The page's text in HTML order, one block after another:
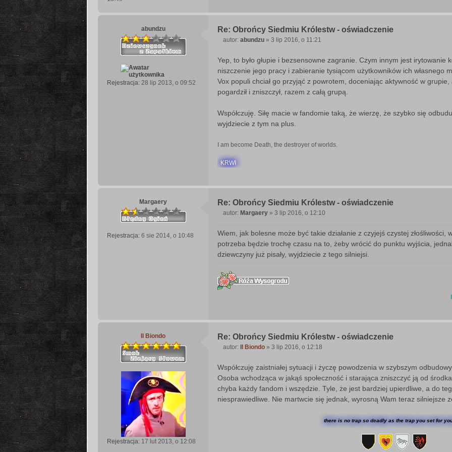
abundzu
Rejestracja: 28 lip 2013, o 09:52
Re: Obrońcy Siedmiu Królestw - oświadczenie
s
t
autor: abundzu » 3 lip 2016, o 11:21
Yep, to było głupie i bezsensowne zagranie. Czym innym jest irytowanie
niszczenie jego pracy i zabieranie tysiącom użytkowników ich własnego
Vox populi chciał go przyjąć z powrotem, doceniając aktywność w grupie,
pogardził i zniszczył, razem z całą grupą.
Współczuję. Siłę macie w fandomie taką, że wierzę, że szybko się
wyjdziecie z tym na plus.
I am become Death, the destroyer of worlds.
KRWI
Margaery
Rejestracja: 6 sie 2014, o 10:48
Re: Obrońcy Siedmiu Królestw - oświadczenie
s
t
autor: Margaery » 3 lip 2016, o 12:10
Wiem, jak bolesne może być takie działanie z czyjejś czystej złośliwości,
potrzeba będzie trochę czasu na to, żeby wrócić do punktu wyjścia,
dziewczyny już pisały, wyjdziecie z tego silniejsi.
Il Biondo
Rejestracja: 17 lut 2013, o 12:08
Re: Obrońcy Siedmiu Królestw - oświadczenie
s
t
autor: Il Biondo » 3 lip 2016, o 12:18
Współczuję zaistniałej sytuacji i życzę powodzenia w szybszym
Osoba wchodząca w jakąś społeczność i starająca zniszczyć ją od
chyba każdy fandom i wszędzie. Tyle, że jest bardziej upierdliwe, a do
niesprawiedliwe. Nie martwcie się jednak, wyrosną Wam teraz silniejsze
there is no trap so deadly as the trap you set for